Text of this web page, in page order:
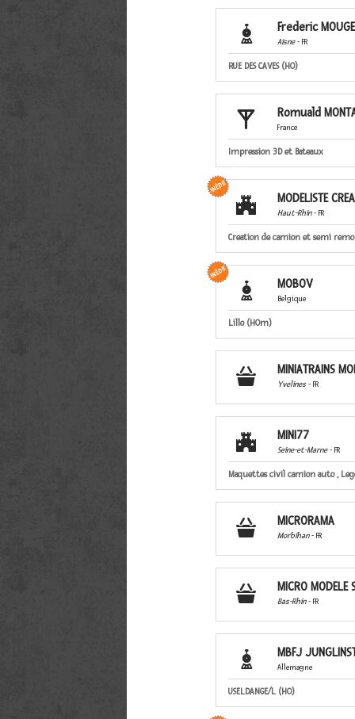
 Frederic
Aisne- FR
RUE DES CAVES (HO)
 Romuald
France
Impression 3D et Bateaux
 MODELISTE
Haut-Rhin- FR
Creation de camion et semi
 MOBOV
Belgique
Lillo (HOm)
 MINIATRAINS
Yvelines- FR
 MINI77
Seine-et-Marne- FR
Maquettes civil camion auto ,
 MICRORAMA
Morbihan- FR
 MICRO MODELE
Bas-Rhin- FR
 MBFJ
Allemagne
USELDANGE/L (HO)